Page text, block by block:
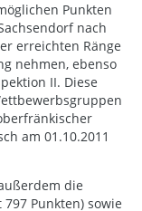
Punkten
nach
erreichten Ränge
nehmen, ebenso
II. Diese
am 01.10.2011
die
Punkten) sowie